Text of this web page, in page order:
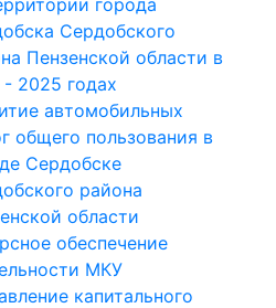
города
Сердобского
Пензенской области в
- 2025 годах
автомобильных
общего пользования в
Сердобске
района
области
обеспечение
МКУ
капитального